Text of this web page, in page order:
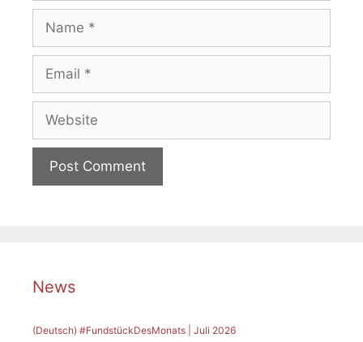
News
(Deutsch) #FundstückDesMonats | Juli 2026